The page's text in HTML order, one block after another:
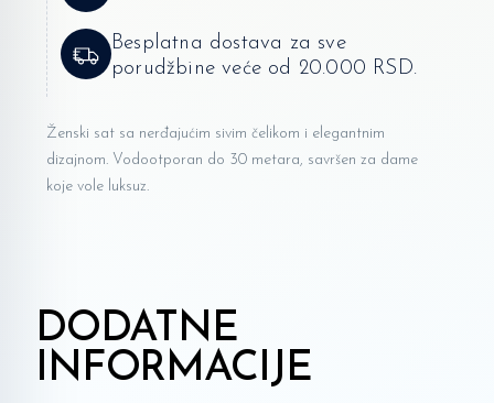
Besplatna dostava za sve
porudžbine veće od 20.000 RSD.
Ženski sat sa nerđajućim sivim čelikom i elegantnim
dizajnom. Vodootporan do 30 metara, savršen za dame
koje vole luksuz.
DODATNE
INFORMACIJE